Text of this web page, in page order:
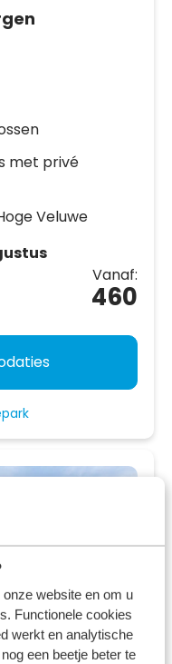
website en om u
Functionele cookies
werkt en analytische
een beetje beter te
met privé
Veluwe
Vanaf:
460